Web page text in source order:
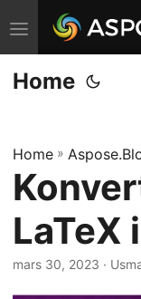
V
ä
x
n
a
g
Home
Home »
LaTeX
mars 30, 2023 ·